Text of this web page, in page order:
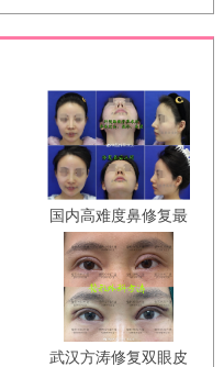
国内高难度鼻修复最
好的医生是哪个？
2024年鼻修复医生预
约排名
武汉方涛修复双眼皮